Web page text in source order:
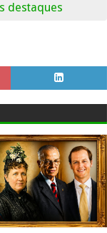
destaques